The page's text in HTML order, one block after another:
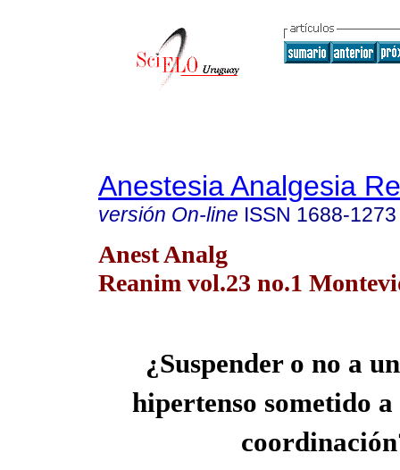
Anestesia Analgesia
versión On-line ISSN 1688-1273
Anest Analg
Reanim vol.23 no.1
¿Suspender o no a
hipertenso sometido